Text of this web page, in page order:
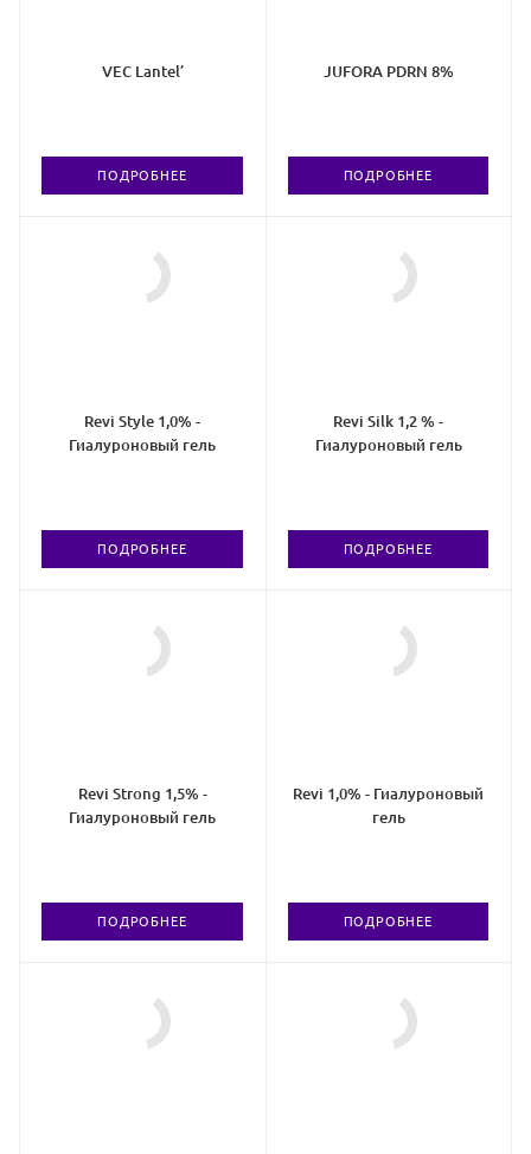
VEC Lantel’
ПОДРОБНЕЕ
JUFORA PDRN 8%
ПОДРОБНЕЕ
Revi Style 1,0% -
Гиалуроновый гель
ПОДРОБНЕЕ
Revi Silk 1,2 % -
Гиалуроновый гель
ПОДРОБНЕЕ
Revi Strong 1,5% -
Гиалуроновый гель
ПОДРОБНЕЕ
Revi 1,0% - Гиалуроновый
гель
ПОДРОБНЕЕ